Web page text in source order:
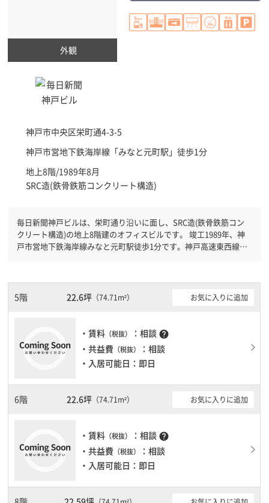
外観
神戸市中央区栄町通4-3-5
神戸市営地下鉄海岸線「みなと元町駅 」徒歩1分
地上8階/1989年8月
SRC造(鉄骨鉄筋コンクリート構造)
毎日新聞神戸ビルは、栄町通り沿いに面し、SRC造(鉄骨鉄筋コン
クリート構造)の地上8階建のオフィスビルです。 竣工1989年、神
戸市営地下鉄海岸線みなと元町駅徒歩1分です。神戸高速東西線花
ますので、地震対策を検討されている方にオススメです。土日・祝
日も利用可能になりますので自由に出入りが出来ます。駐車場完備
間があまりかかりません。
5階 22.6坪（74.71m²） お気に入りに追加
・賃料 （税抜） ：相談 help
・共益費 （税抜）
：相談
・入居可能日：即日
6階 22.6坪（74.71m²） お気に入りに追加
・賃料 （税抜） ：相談 help
・共益費 （税抜）
：相談
・入居可能日：即日